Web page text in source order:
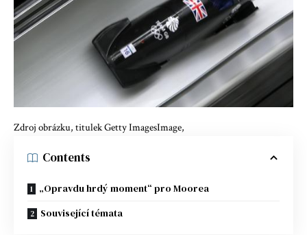
Zdroj obrázku, titulek Getty ImagesImage,
Contents
„Opravdu hrdý moment“ pro Moorea
Související témata